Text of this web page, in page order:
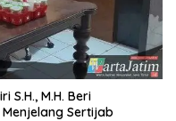
S.H., M.H. Beri
Sertijab